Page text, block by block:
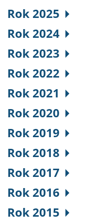
Rok 2025
Rok 2024
Rok 2023
Rok 2022
Rok 2021
Rok 2020
Rok 2019
Rok 2018
Rok 2017
Rok 2016
Rok 2015